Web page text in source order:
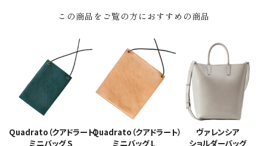
この商品をご覧の方におすすめの商品
Quadrato（クアドラート）
ミニバッグ S
Quadrato（クアドラート）
ミニバッグ L
ヴァレンシア
ショルダーバッグ